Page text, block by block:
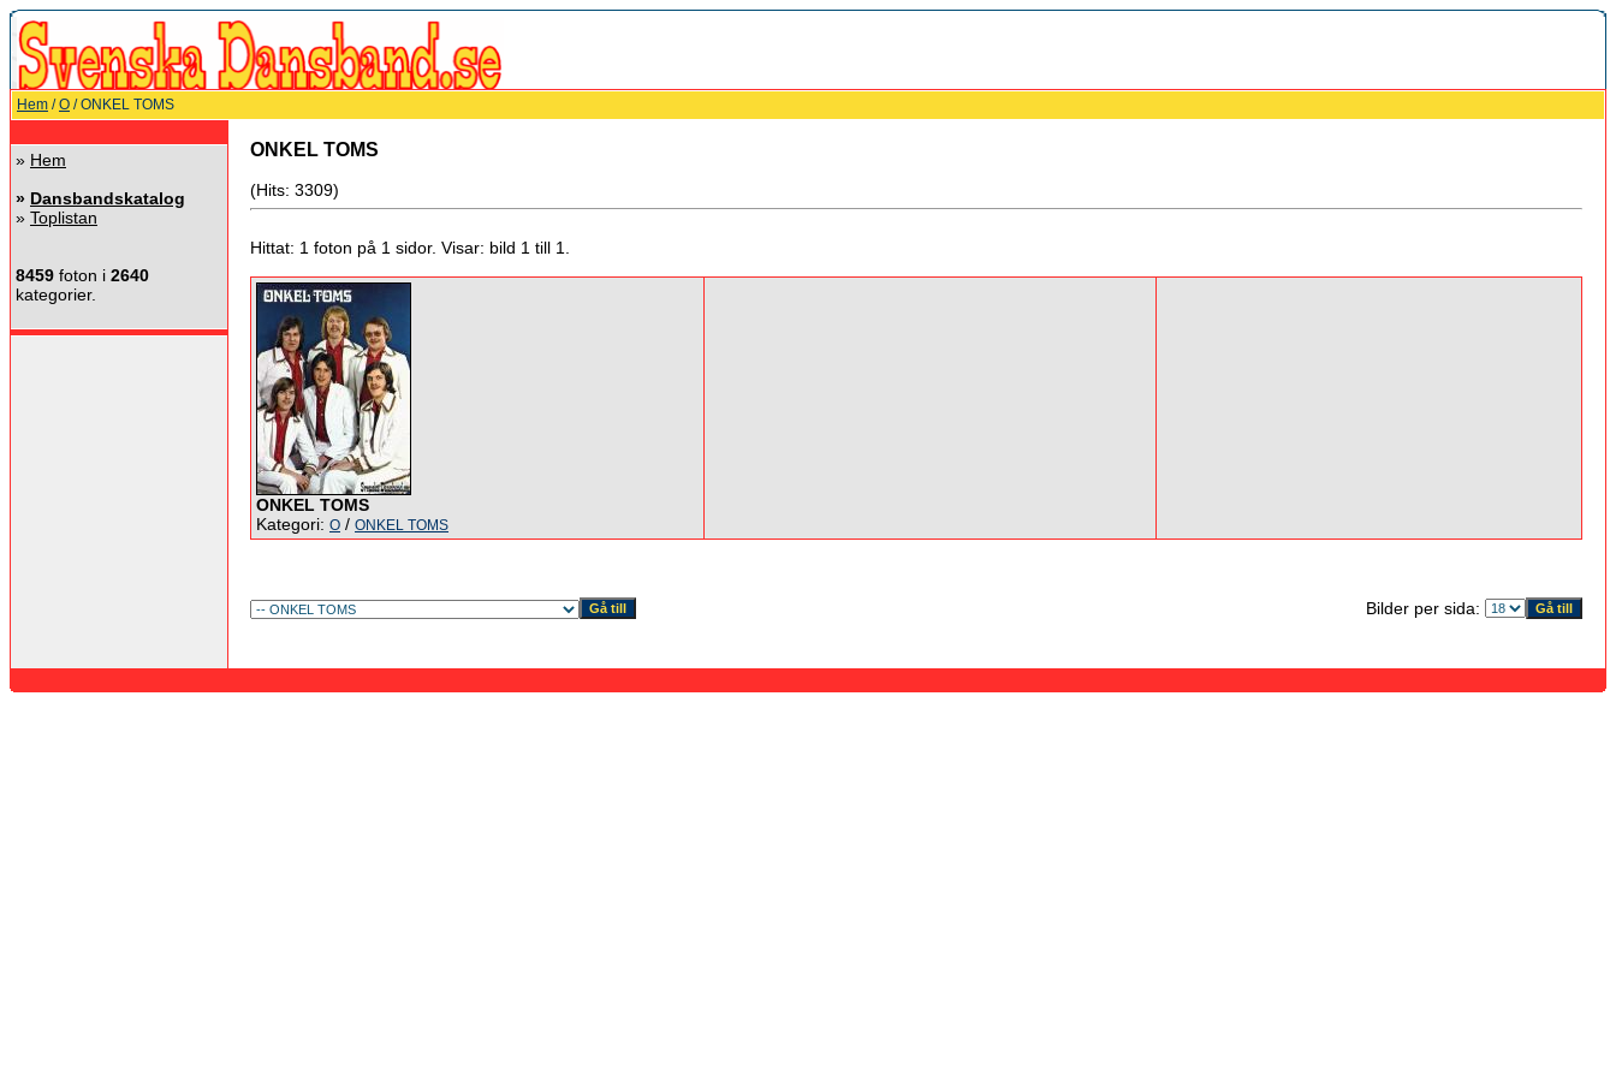
Hem /O / ONKEL TOMS
» Hem
» Dansbandskatalog
» Toplistan
8459 foton i 2640
kategorier.
ONKEL TOMS
(Hits: 3309)
Hittat: 1 foton på 1 sidor. Visar: bild 1 till 1.
ONKEL TOMS
Kategori: O / ONKEL TOMS
Bilder per sida: